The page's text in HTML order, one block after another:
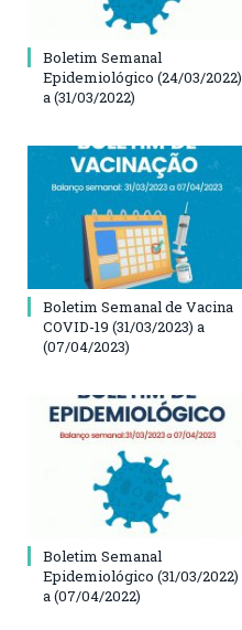
Boletim Semanal
Epidemiológico (24/03/2022)
a (31/03/2022)
Boletim Semanal de Vacina
COVID-19 (31/03/2023) a
(07/04/2023)
Boletim Semanal
Epidemiológico (31/03/2022)
a (07/04/2022)